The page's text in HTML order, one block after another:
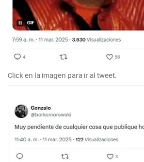
Click en la imagen para ir al tweet.